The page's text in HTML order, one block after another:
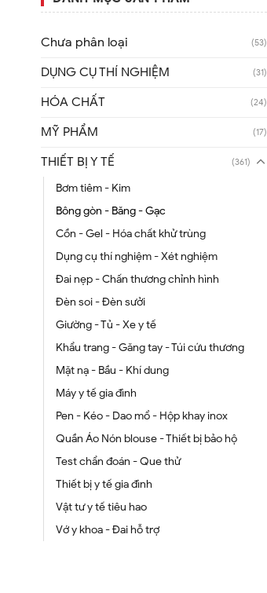
Chưa phân loại (53)
DỤNG CỤ THÍ NGHIỆM (31)
HÓA CHẤT (24)
MỸ PHẨM (17)
THIẾT BỊ Y TẾ (361)
Bơm tiêm - Kim
Bông gòn - Băng - Gạc
Cồn - Gel - Hóa chất khử trùng
Dụng cụ thí nghiệm - Xét nghiệm
Đai nẹp - Chấn thương chỉnh hình
Đèn soi - Đèn sưởi
Giường - Tủ - Xe y tế
Khẩu trang - Găng tay - Túi cứu thương
Mặt nạ - Bầu - Khí dung
Máy y tế gia đình
Pen - Kéo - Dao mổ - Hộp khay inox
Quần Áo Nón blouse - Thiết bị bảo hộ
Test chẩn đoán - Que thử
Thiết bị y tế gia đình
Vật tư y tế tiêu hao
Vớ y khoa - Đai hỗ trợ